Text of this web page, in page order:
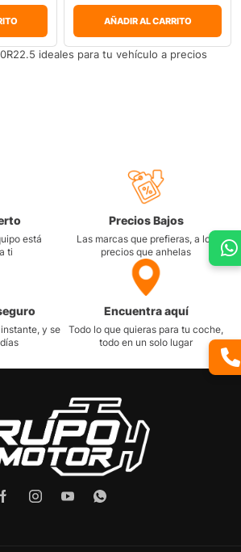
AÑADIR AL CARRITO
ideales para tu vehículo a precios
está
ti
Precios Bajos
Las marcas que prefieras, a los
precios que anhelas
y se
Encuentra aquí
Todo lo que quieras para tu coche,
todo en un solo lugar